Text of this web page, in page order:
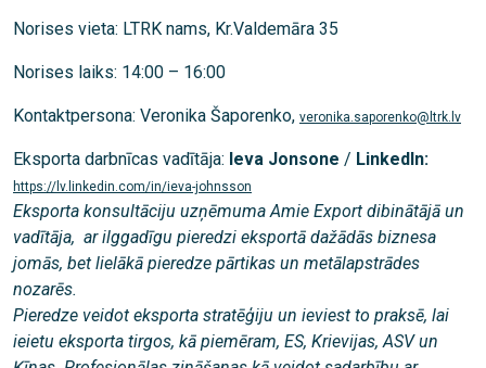
Norises vieta: LTRK nams, Kr.Valdemāra 35
Norises laiks: 14:00 – 16:00
Kontaktpersona: Veronika Šaporenko, veronika.saporenko@ltrk.lv
Eksporta darbnīcas vadītāja: Ieva Jonsone / LinkedIn:
https://lv.linkedin.com/in/ieva-johnsson
Eksporta konsultāciju uzņēmuma Amie Export dibinātājā un
vadītāja, ar ilggadīgu pieredzi eksportā dažādās biznesa
jomās, bet lielākā pieredze pārtikas un metālapstrādes
nozarēs.
Pieredze veidot eksporta stratēģiju un ieviest to praksē, lai
ieietu eksporta tirgos, kā piemēram, ES, Krievijas, ASV un